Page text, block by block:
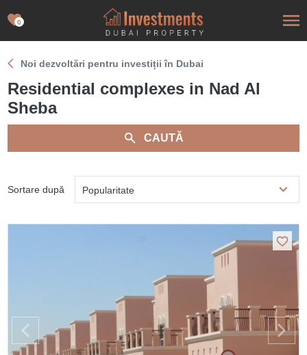
0
Noi dezvoltări pentru investiții în Dubai
Residential complexes in Nad Al
Sheba
CAUTĂ
Sortare după Popularitate